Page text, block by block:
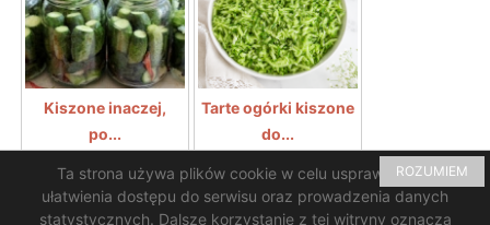
Kiszone inaczej,
po...
Rewelacyjny smak i
chrupkość ogórków...⇖
709
Tarte ogórki kiszone
do...
Tarte ogórki kiszone do
zupy ogórkowejTarte...⇖
700
Ta strona używa plików cookie w celu usprawnienia i
ułatwienia dostępu do serwisu oraz prowadzenia danych
statystycznych. Dalsze korzystanie z tej witryny oznacza
ROZUMIEM